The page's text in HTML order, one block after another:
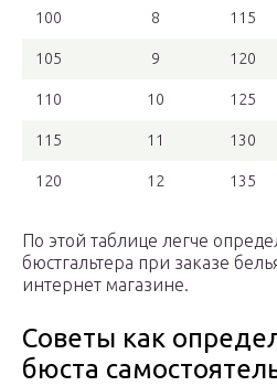
100 8 115
105 9 120
110 10 125
115 11 130
120 12 135
По этой таблице легче
бюстгальтера при заказе
интернет магазине.
Советы как
бюста